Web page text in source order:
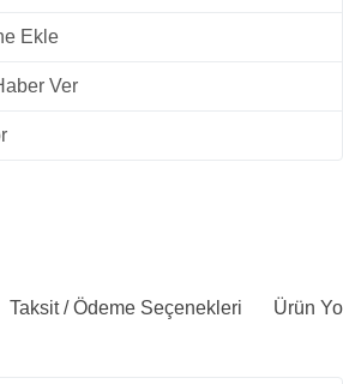
Ekle
Ver
Taksit / Ödeme Seçenekleri Ürün